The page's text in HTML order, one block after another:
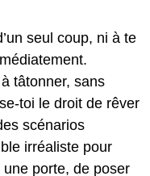
seul coup, ni à te
tâtonner, sans
toi le droit de rêver
scénarios
irréaliste pour
une porte, de poser